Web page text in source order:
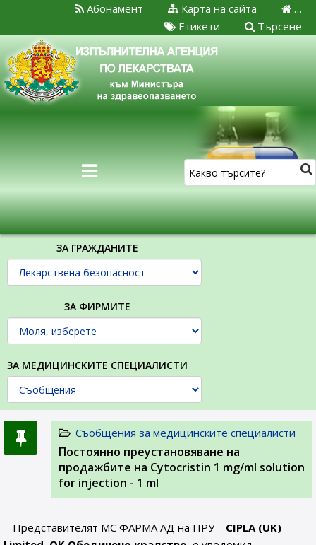
…
Карта на сайта
Абонамент
Търсене
Етикети
ЗА ГРАЖДАНИТЕ
ЗА ФИРМИТЕ
ЗА МЕДИЦИНСКИТЕ СПЕЦИАЛИСТИ
Съобщения за медицинските специалисти
Постоянно преустановяване на
продажбите на Cytocristin 1 mg/ml solution
for injection - 1 ml
Представителят МС ФАРМА АД на ПРУ – CIPLA (UK)